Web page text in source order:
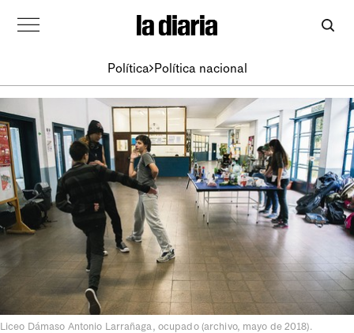
Política Política nacional
Liceo Dámaso Antonio Larrañaga, ocupado (archivo, mayo de 2018).